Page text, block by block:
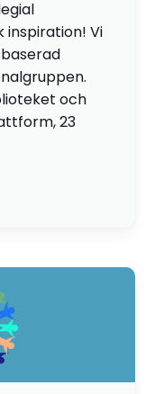
inspiration! Vi
och
23